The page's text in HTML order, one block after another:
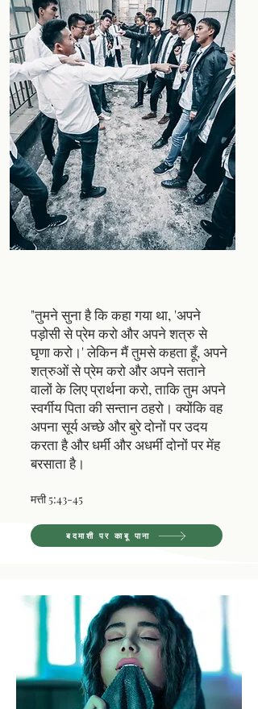
"तुमने सुना है कि कहा गया था, 'अपने
पड़ोसी से प्रेम करो और अपने शत्रु से
घृणा करो।' लेकिन मैं तुमसे कहता हूँ, अपने
शत्रुओं से प्रेम करो और अपने सताने
वालों के लिए प्रार्थना करो, ताकि तुम अपने
स्वर्गीय पिता की सन्तान ठहरो। क्योंकि वह
अपना सूर्य अच्छे और बुरे दोनों पर उदय
करता है और धर्मी और अधर्मी दोनों पर मेंह
बरसाता है।
मत्ती 5:43-45
बदमाशी पर काबू पाना